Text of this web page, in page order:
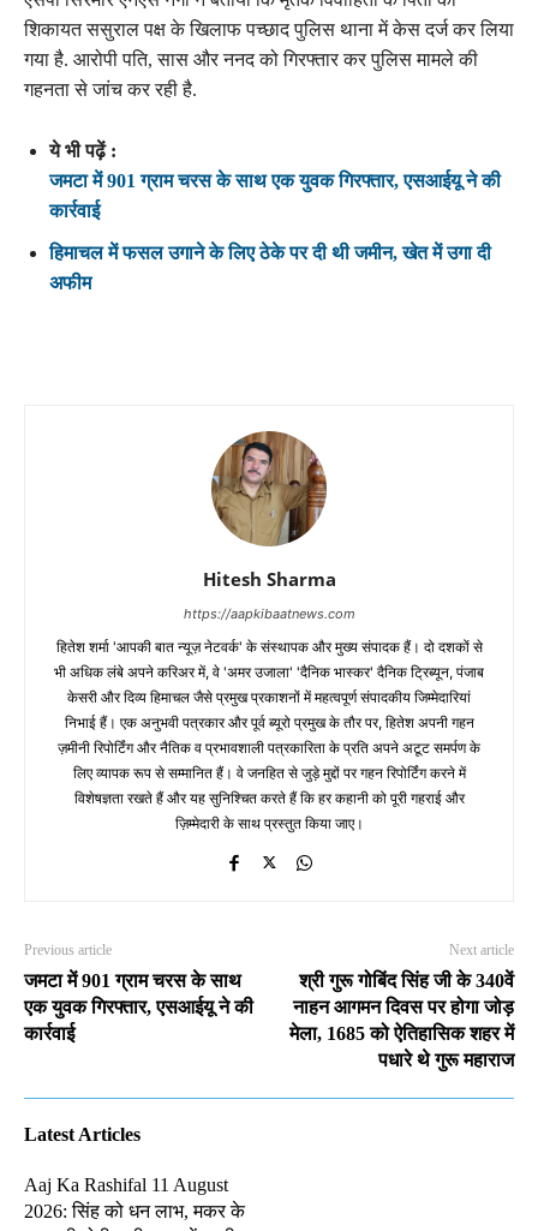
शिकायत ससुराल पक्ष के खिलाफ पच्छाद पुलिस थाना में केस दर्ज कर लिया
गया है. आरोपी पति, सास और ननद को गिरफ्तार कर पुलिस मामले की
गहनता से जांच कर रही है.
ये भी पढ़ें :
जमटा में 901 ग्राम चरस के साथ एक युवक गिरफ्तार, एसआईयू ने की
कार्रवाई
हिमाचल में फसल उगाने के लिए ठेके पर दी थी जमीन, खेत में उगा दी
अफीम
Hitesh Sharma
https://aapkibaatnews.com
हितेश शर्मा 'आपकी बात न्यूज़ नेटवर्क' के संस्थापक और मुख्य संपादक हैं। दो दशकों से
भी अधिक लंबे अपने करिअर में, वे 'अमर उजाला' 'दैनिक भास्कर' दैनिक ट्रिब्यून, पंजाब
केसरी और दिव्य हिमाचल जैसे प्रमुख प्रकाशनों में महत्वपूर्ण संपादकीय जिम्मेदारियां
निभाई हैं। एक अनुभवी पत्रकार और पूर्व ब्यूरो प्रमुख के तौर पर, हितेश अपनी गहन
ज़मीनी रिपोर्टिंग और नैतिक व प्रभावशाली पत्रकारिता के प्रति अपने अटूट समर्पण के
लिए व्यापक रूप से सम्मानित हैं। वे जनहित से जुड़े मुद्दों पर गहन रिपोर्टिंग करने में
विशेषज्ञता रखते हैं और यह सुनिश्चित करते हैं कि हर कहानी को पूरी गहराई और
ज़िम्मेदारी के साथ प्रस्तुत किया जाए।
Previous article
जमटा में 901 ग्राम चरस के साथ
एक युवक गिरफ्तार, एसआईयू ने की
कार्रवाई
Next article
श्री गुरू गोबिंद सिंह जी के 340वें
नाहन आगमन दिवस पर होगा जोड़
मेला, 1685 को ऐतिहासिक शहर में
पधारे थे गुरू महाराज
Latest Articles
Aaj Ka Rashifal 11 August
2026: सिंह को धन लाभ, मकर के